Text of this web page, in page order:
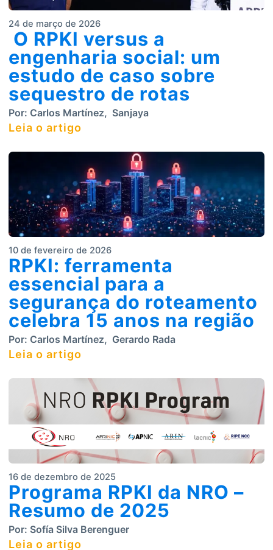
24 de março de 2026
O RPKI versus a
engenharia social: um
estudo de caso sobre
sequestro de rotas
Por: Carlos Martínez, Sanjaya
Leia o artigo
10 de fevereiro de 2026
RPKI: ferramenta
essencial para a
segurança do roteamento
celebra 15 anos na região
Por: Carlos Martínez, Gerardo Rada
Leia o artigo
16 de dezembro de 2025
Programa RPKI da NRO –
Resumo de 2025
Por: Sofía Silva Berenguer
Leia o artigo